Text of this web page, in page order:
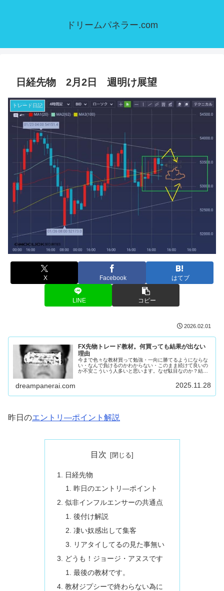
ドリームパネラー.com
日経先物 2月2日 週明け展望
トレード日記
X Facebook はてブ
LINE コピー
2026.02.01
FX先物トレード教材。何買っても結果が出ない
理由
今まで色々な教材買って勉強・一向に勝てるようにならな
い・なんで負けるのかわからない・このまま続けて良いの
か不安こういう人多いと思います。なぜ駄目なのか？結論
dreampanerai.com 2025.11.28
昨日のエントリ―ポイント解説
目次
日経先物
昨日のエントリ―ポイント
似非インフルエンサーの共通点
後付け解説
凄い奴感出して集客
リアタイしてるの見た事無い
どうも！ジョージ・アヌスです
最後の教材です。
教材ジプシーで終わらない為に